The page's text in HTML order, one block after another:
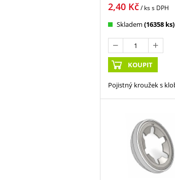
2,40Kč/ kss DPH
Skladem (16358 ks)
KOUPIT
Pojistný kroužek s